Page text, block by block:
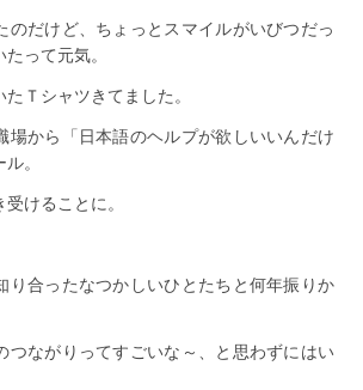
のだけど、ちょっとスマイルがいびつだっ
って元気。
Ｔシャツきてました。
場から「日本語のヘルプが欲しいいんだけ
。
けることに。
り合ったなつかしいひとたちと何年振りか
つながりってすごいな～、と思わずにはい